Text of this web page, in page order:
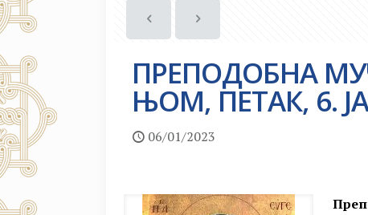
ПРЕПОДОБНА
ЊОМ, ПЕТАК, 6.
06/01/2023